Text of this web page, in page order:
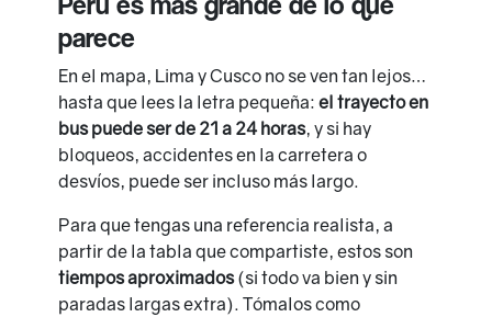
parece
En el mapa, Lima y Cusco no se ven tan lejos…
hasta que lees la letra pequeña: el trayecto en
bus puede ser de 21 a 24 horas, y si hay
bloqueos, accidentes en la carretera o
desvíos, puede ser incluso más largo.
Para que tengas una referencia realista, a
partir de la tabla que compartiste, estos son
tiempos aproximados(si todo va bien y sin
paradas largas extra). Tómalos como